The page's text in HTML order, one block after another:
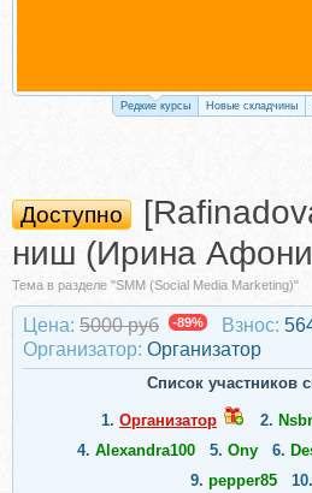
Редкие курсы Новые складчины
Доступно
ниш (Ирина
Тема в разделе "SMM (Social Media Marketing)"
Цена: 5000 руб -89% Взнос:
Организатор: Организатор
Список участников
1. Организатор 2.
4. Alexandra100 5. Ony 6.
9. pepper85 10.